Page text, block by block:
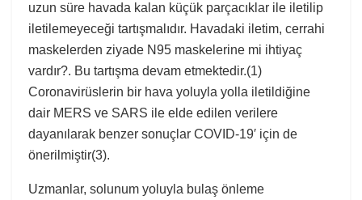
uzun süre havada kalan küçük parçacıklar ile iletilip
iletilemeyeceği tartışmalıdır. Havadaki iletim, cerrahi
maskelerden ziyade N95 maskelerine mi ihtiyaç
vardır?. Bu tartışma devam etmektedir.(1)
Coronavirüslerin bir hava yoluyla yolla iletildiğine
dair MERS ve SARS ile elde edilen verilere
dayanılarak benzer sonuçlar COVID-19′ için de
önerilmiştir(3).
Uzmanlar, solunum yoluyla bulaş önleme